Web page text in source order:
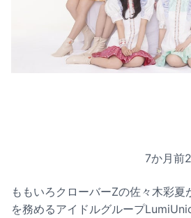
7か月前
ももいろクローバーZの佐々木彩夏
を務めるアイドルグループ